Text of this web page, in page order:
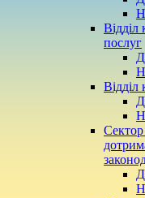
Відділ
послуг
Відділ